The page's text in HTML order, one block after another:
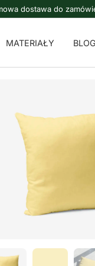
dostawa do
MATERIAŁY BLOG